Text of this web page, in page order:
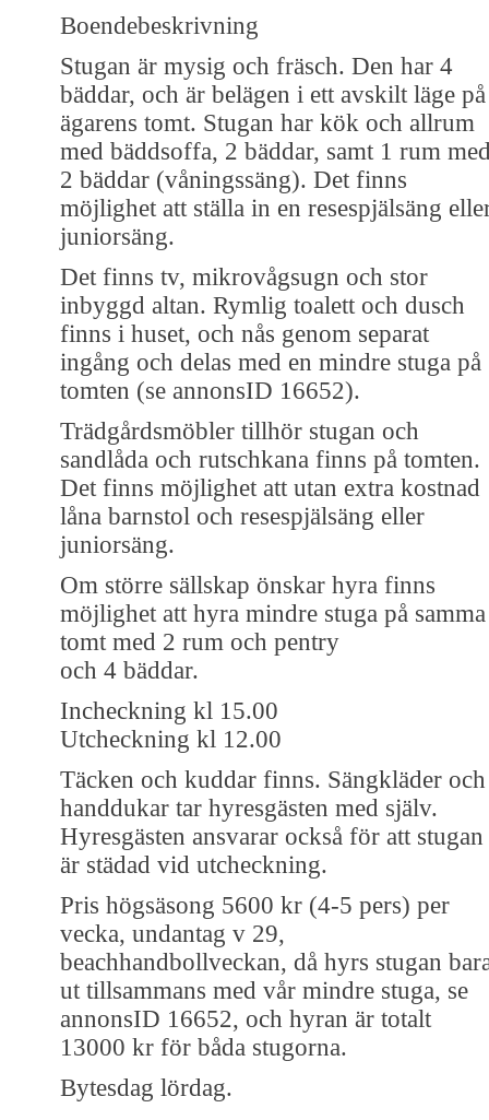
Boendebeskrivning
Stugan är mysig och fräsch. Den har 4
bäddar, och är belägen i ett avskilt läge på
ägarens tomt. Stugan har kök och allrum
med bäddsoffa, 2 bäddar, samt 1 rum
2 bäddar (våningssäng). Det finns
möjlighet att ställa in en resespjälsäng
juniorsäng.
Det finns tv, mikrovågsugn och stor
inbyggd altan. Rymlig toalett och dusch
finns i huset, och nås genom separat
ingång och delas med en mindre stuga på
tomten (se annonsID 16652).
Trädgårdsmöbler tillhör stugan och
sandlåda och rutschkana finns på tomten.
Det finns möjlighet att utan extra kostnad
låna barnstol och resespjälsäng eller
juniorsäng.
Om större sällskap önskar hyra finns
möjlighet att hyra mindre stuga på samma
tomt med 2 rum och pentry
och 4 bäddar.
Incheckning kl 15.00
Utcheckning kl 12.00
Täcken och kuddar finns. Sängkläder och
handdukar tar hyresgästen med själv.
Hyresgästen ansvarar också för att stugan
är städad vid utcheckning.
Pris högsäsong 5600 kr (4-5 pers) per
vecka, undantag v 29,
beachhandbollveckan, då hyrs stugan
ut tillsammans med vår mindre stuga, se
annonsID 16652, och hyran är totalt
13000 kr för båda stugorna.
Bytesdag lördag.